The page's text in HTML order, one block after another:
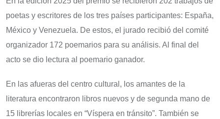
poetas y escritores de los tres países participantes: España,
México y Venezuela. De estos, el jurado recibió del comité
organizador 172 poemarios para su análisis. Al final del
acto se dio lectura al poemario ganador.
En las afueras del centro cultural, los amantes de la
literatura encontraron libros nuevos y de segunda mano de
15 librerías locales en “Víspera en tránsito”. También se